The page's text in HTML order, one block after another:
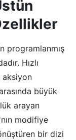
programlanmış
Hızlı
aksiyon
büyük
arayan
modifiye
bir dizi